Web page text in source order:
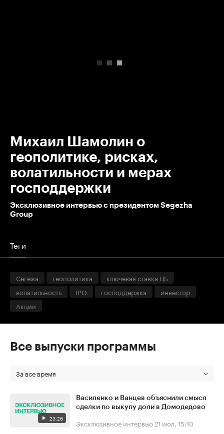
Михаил Шамолин о
геополитике, рисках,
волатильности и мерах
господдержки
Эксклюзивное интервью с президентом Segezha
Group
Теги
Сегежа геополитика
ключевая ставка ЦБ
волатильность
IPO господдержка
инвестор
Акции
Все выпуски программы
За все время
23:26
Василенко и Ванцев объяснили смысл
сделки по выкупу доли в Домодедово
Эксклюзивное интервью 21 июл, 15:10